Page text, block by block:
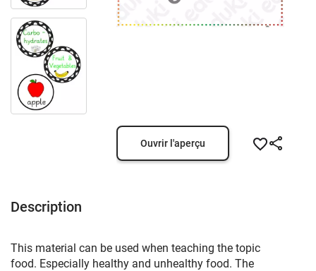
Ouvrir l'aperçu
Description
This material can be used when teaching the topic
food. Especially healthy and unhealthy food. The